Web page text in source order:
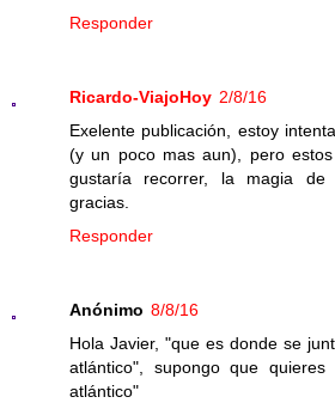
Responder
Ricardo-ViajoHoy 2/8/16
Exelente publicación, estoy
(y un poco mas aun), pero
gustaría recorrer, la magia de
gracias.
Responder
Anónimo 8/8/16
Hola Javier, "que es donde se
atlántico", supongo que
atlántico"